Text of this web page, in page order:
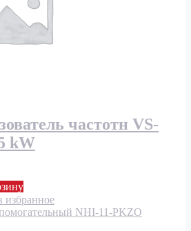
частотн VS-
kW
избранное